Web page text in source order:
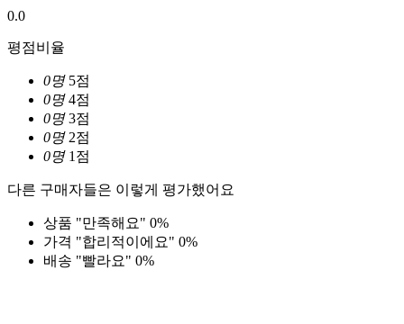
0.0
평점비율
0명 5점
0명4점
0명3점
0명 2점
0명 1점
다른 구매자들은 이렇게 평가했어요
상품 "만족해요" 0%
가격 "합리적이에요" 0%
배송 "빨라요" 0%